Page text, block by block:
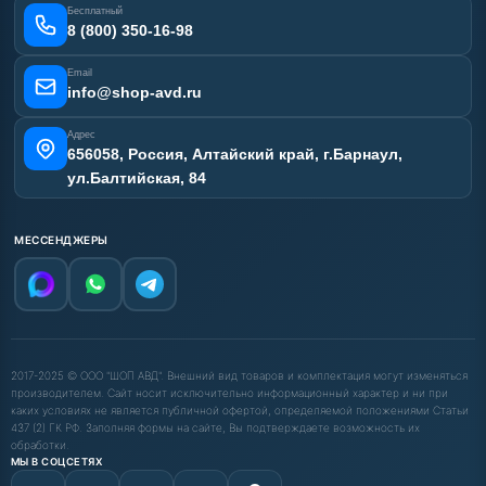
Карта сайта
Бесплатный
8 (800) 350-16-98
Email
info@shop-avd.ru
Адрес
656058, Россия, Алтайский край, г.Барнаул,
ул.Балтийская, 84
МЕССЕНДЖЕРЫ
2017-2025 © ООО "ШОП АВД". Внешний вид товаров и комплектация могут изменяться
производителем. Сайт носит исключительно информационный характер и ни при
каких условиях не является публичной офертой, определяемой положениями Статьи
437 (2) ГК РФ. Заполняя формы на сайте, Вы подтверждаете возможность их
обработки.
МЫ В СОЦСЕТЯХ